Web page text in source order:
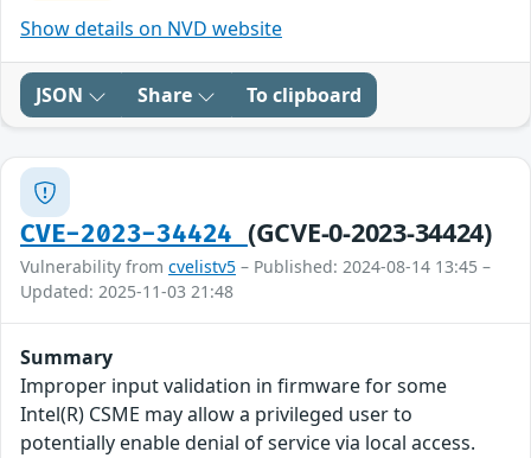
Show details on NVD website
JSON Share To clipboard
CVE-2023-34424 (GCVE-0-2023-34424)
Vulnerability from cvelistv5 – Published: 2024-08-14 13:45 –
Updated: 2025-11-03 21:48
Summary
Improper input validation in firmware for some
Intel(R) CSME may allow a privileged user to
potentially enable denial of service via local access.